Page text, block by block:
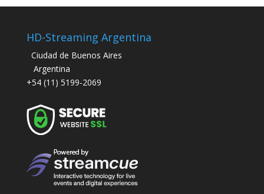
HD-Streaming Argentina
Ciudad de Buenos Aires
Argentina
+54 (11) 5199-2069